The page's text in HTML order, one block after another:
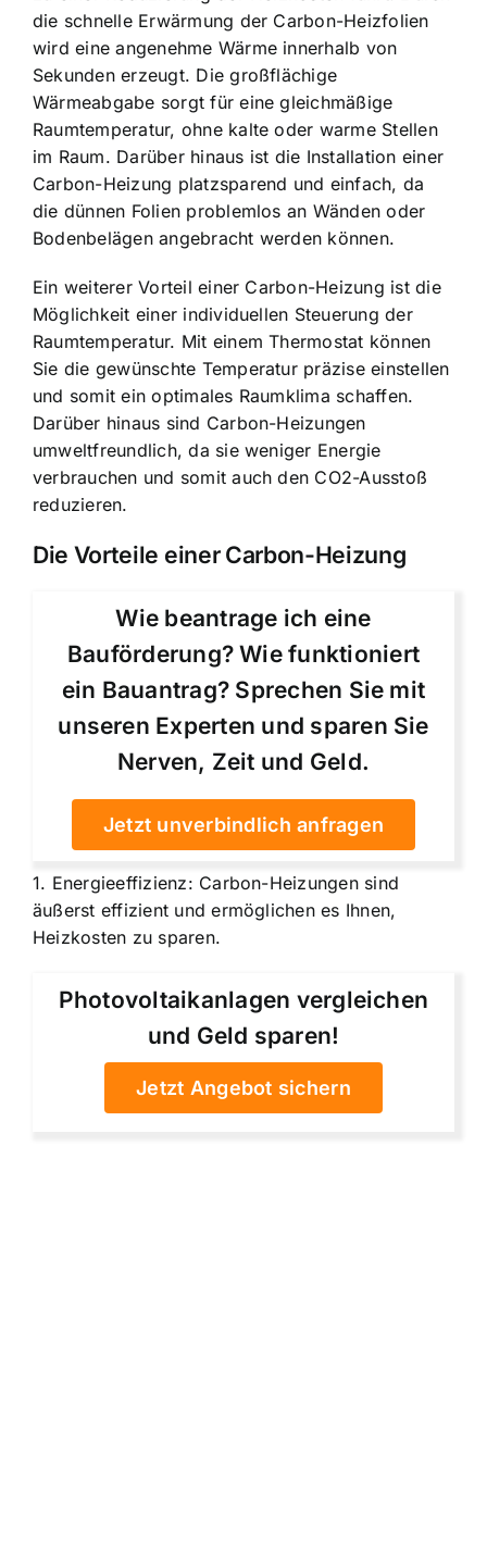
die schnelle Erwärmung der Carbon-Heizfolien
wird eine angenehme Wärme innerhalb von
Sekunden erzeugt. Die großflächige
Wärmeabgabe sorgt für eine gleichmäßige
Raumtemperatur, ohne kalte oder warme Stellen
im Raum. Darüber hinaus ist die Installation einer
Carbon-Heizung platzsparend und einfach, da
die dünnen Folien problemlos an Wänden oder
Bodenbelägen angebracht werden können.
Ein weiterer Vorteil einer Carbon-Heizung ist die
Möglichkeit einer individuellen Steuerung der
Raumtemperatur. Mit einem Thermostat können
Sie die gewünschte Temperatur präzise einstellen
und somit ein optimales Raumklima schaffen.
Darüber hinaus sind Carbon-Heizungen
umweltfreundlich, da sie weniger Energie
verbrauchen und somit auch den CO2-Ausstoß
reduzieren.
Die Vorteile einer Carbon-Heizung
Wie beantrage ich eine
Bauförderung? Wie funktioniert
ein Bauantrag? Sprechen Sie mit
unseren Experten und sparen Sie
Nerven, Zeit und Geld.
Jetzt unverbindlich anfragen
1. Energieeffizienz: Carbon-Heizungen sind
äußerst effizient und ermöglichen es Ihnen,
Heizkosten zu sparen.
Photovoltaikanlagen vergleichen
und Geld sparen!
Jetzt Angebot sichern